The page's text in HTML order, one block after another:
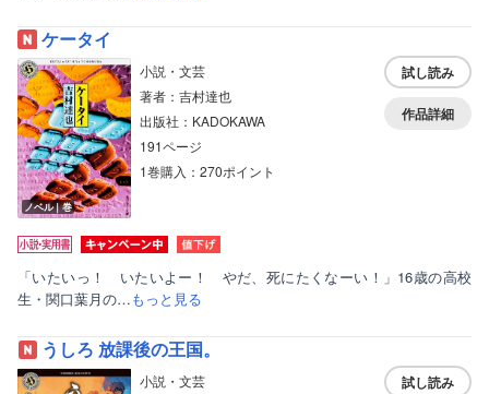
ケータイ
ノベル｜巻
小説・文芸
著者：吉村達也
出版社：KADOKAWA
191ページ
1巻購入：270ポイント
試し読み
作品詳細
「いたいっ！ いたいよー！ やだ、死にたくなーい！」16歳の高校
生・関口葉月の…もっと見る
うしろ 放課後の王国。
小説・文芸
試し読み